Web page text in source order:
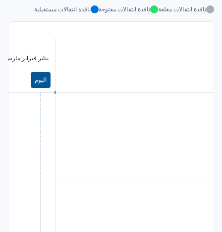
نافذة انتقالات مغلقة نافذة انتقالات مفتوحة نافذة انتقالات مستقبلية
يناير فبراير مارس
اليوم